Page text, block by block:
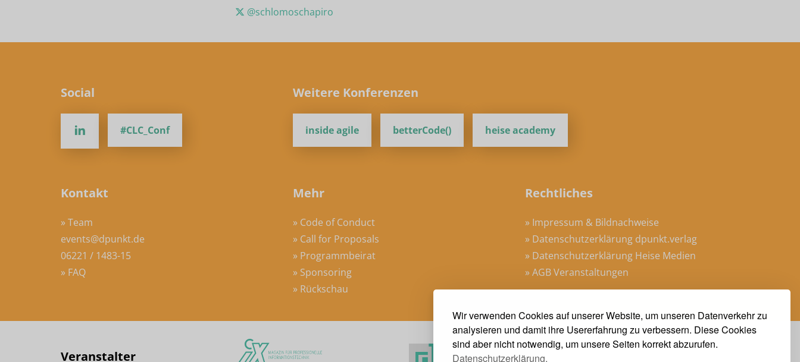
Wir verwenden Cookies auf unserer Website, um unseren Datenverkehr zu
analysieren und damit ihre Usererfahrung zu verbessern. Diese Cookies
sind aber nicht notwendig, um unsere Seiten korrekt abzurufen.
Datenschutzerklärung.
@schlomoschapiro
Social
#CLC_Conf
Weitere Konferenzen
inside agile betterCode() heise academy
Kontakt
» Team
events@dpunkt.de
06221 / 1483-15
» FAQ
Mehr
» Code of Conduct
» Call for Proposals
» Programmbeirat
» Sponsoring
» Rückschau
Rechtliches
» Impressum & Bildnachweise
» Datenschutzerklärung dpunkt.verlag
» Datenschutzerklärung Heise Medien
» AGB Veranstaltungen
Veranstalter